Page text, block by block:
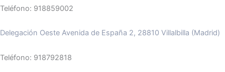
Teléfono: 918859002
Delegación Oeste Avenida de España 2, 28810 Villalbilla (Madrid)
Teléfono: 918792818